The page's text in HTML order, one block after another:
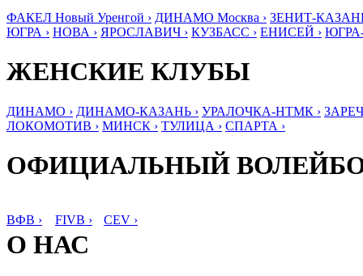
ФАКЕЛ Новый Уренгой › ДИНАМО Москва › ЗЕНИТ-
ЮГРА › НОВА › ЯРОСЛАВИЧ › КУЗБАСС › ЕНИСЕЙ ›
ЖЕНСКИЕ КЛУБЫ
ДИНАМО › ДИНАМО-КАЗАНЬ › УРАЛОЧКА-НТМК ›
ЛОКОМОТИВ › МИНСК › ТУЛИЦА › СПАРТА ›
ОФИЦИАЛЬНЫЙ
ВФВ › FIVB › CEV ›
О НАС